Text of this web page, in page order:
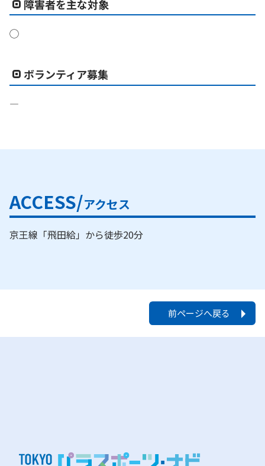
障害者を主な対象
◯
ボランティア募集
―
ACCESS/アクセス
京王線「飛田給」から徒歩20分
前ページへ戻る